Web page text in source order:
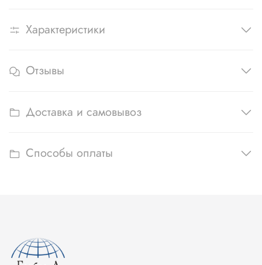
Характеристики
Отзывы
Доставка и самовывоз
Способы оплаты